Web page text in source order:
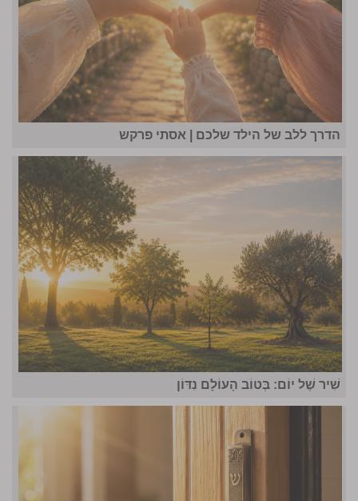
הדרך ללב של הילד שלכם | אסתי פרקש
שִׁיר שֶׁל יוֹם: בְּטוֹב הָעוֹלָם נִדּוֹן